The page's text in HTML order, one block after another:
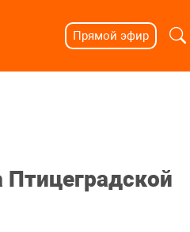
Прямой эфир
Птицеградской